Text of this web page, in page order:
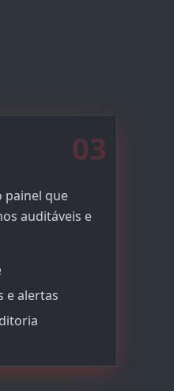
03
painel que
auditáveis e
e alertas